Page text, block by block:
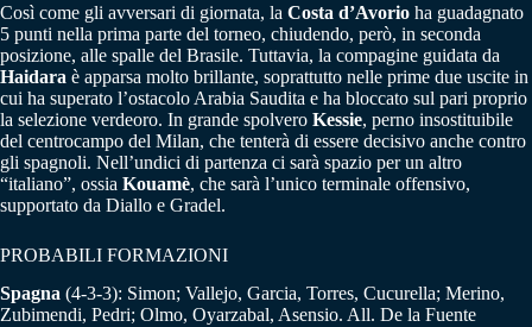
Così come gli avversari di giornata, la Costa d’Avorio ha guadagnato
5 punti nella prima parte del torneo, chiudendo, però, in seconda
posizione, alle spalle del Brasile. Tuttavia, la compagine guidata da
Haidara è apparsa molto brillante, soprattutto nelle prime due uscite in
cui ha superato l’ostacolo Arabia Saudita e ha bloccato sul pari proprio
la selezione verdeoro. In grande spolvero Kessie, perno insostituibile
del centrocampo del Milan, che tenterà di essere decisivo anche contro
gli spagnoli. Nell’undici di partenza ci sarà spazio per un altro
“italiano”, ossia Kouamè, che sarà l’unico terminale offensivo,
supportato da Diallo e Gradel.
PROBABILI FORMAZIONI
Spagna (4-3-3): Simon; Vallejo, Garcia, Torres, Cucurella; Merino,
Zubimendi, Pedri; Olmo, Oyarzabal, Asensio. All. De la Fuente